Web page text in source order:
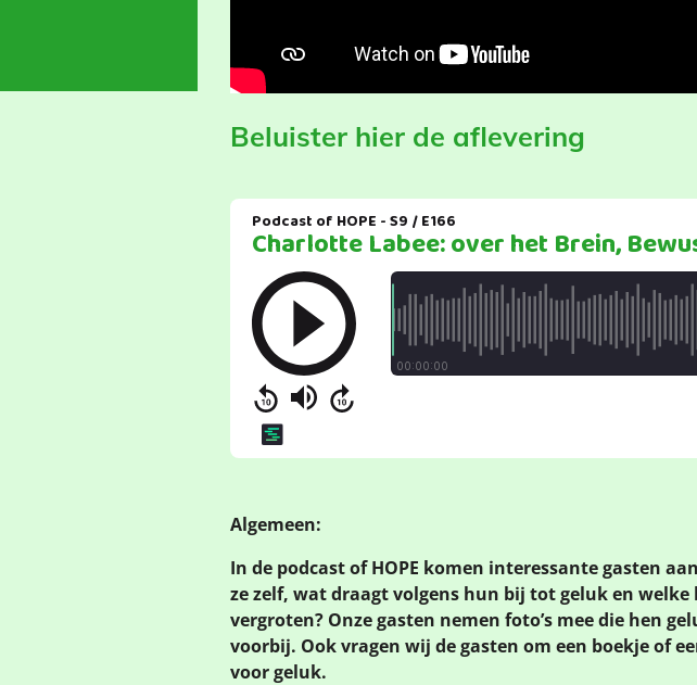
Beluister hier de aflevering
Algemeen:
In de podcast of HOPE komen interessante gasten
ze zelf, wat draagt volgens hun bij tot geluk en
vergroten? Onze gasten nemen foto’s mee die hen
voorbij. Ook vragen wij de gasten om een boekje of
voor geluk.